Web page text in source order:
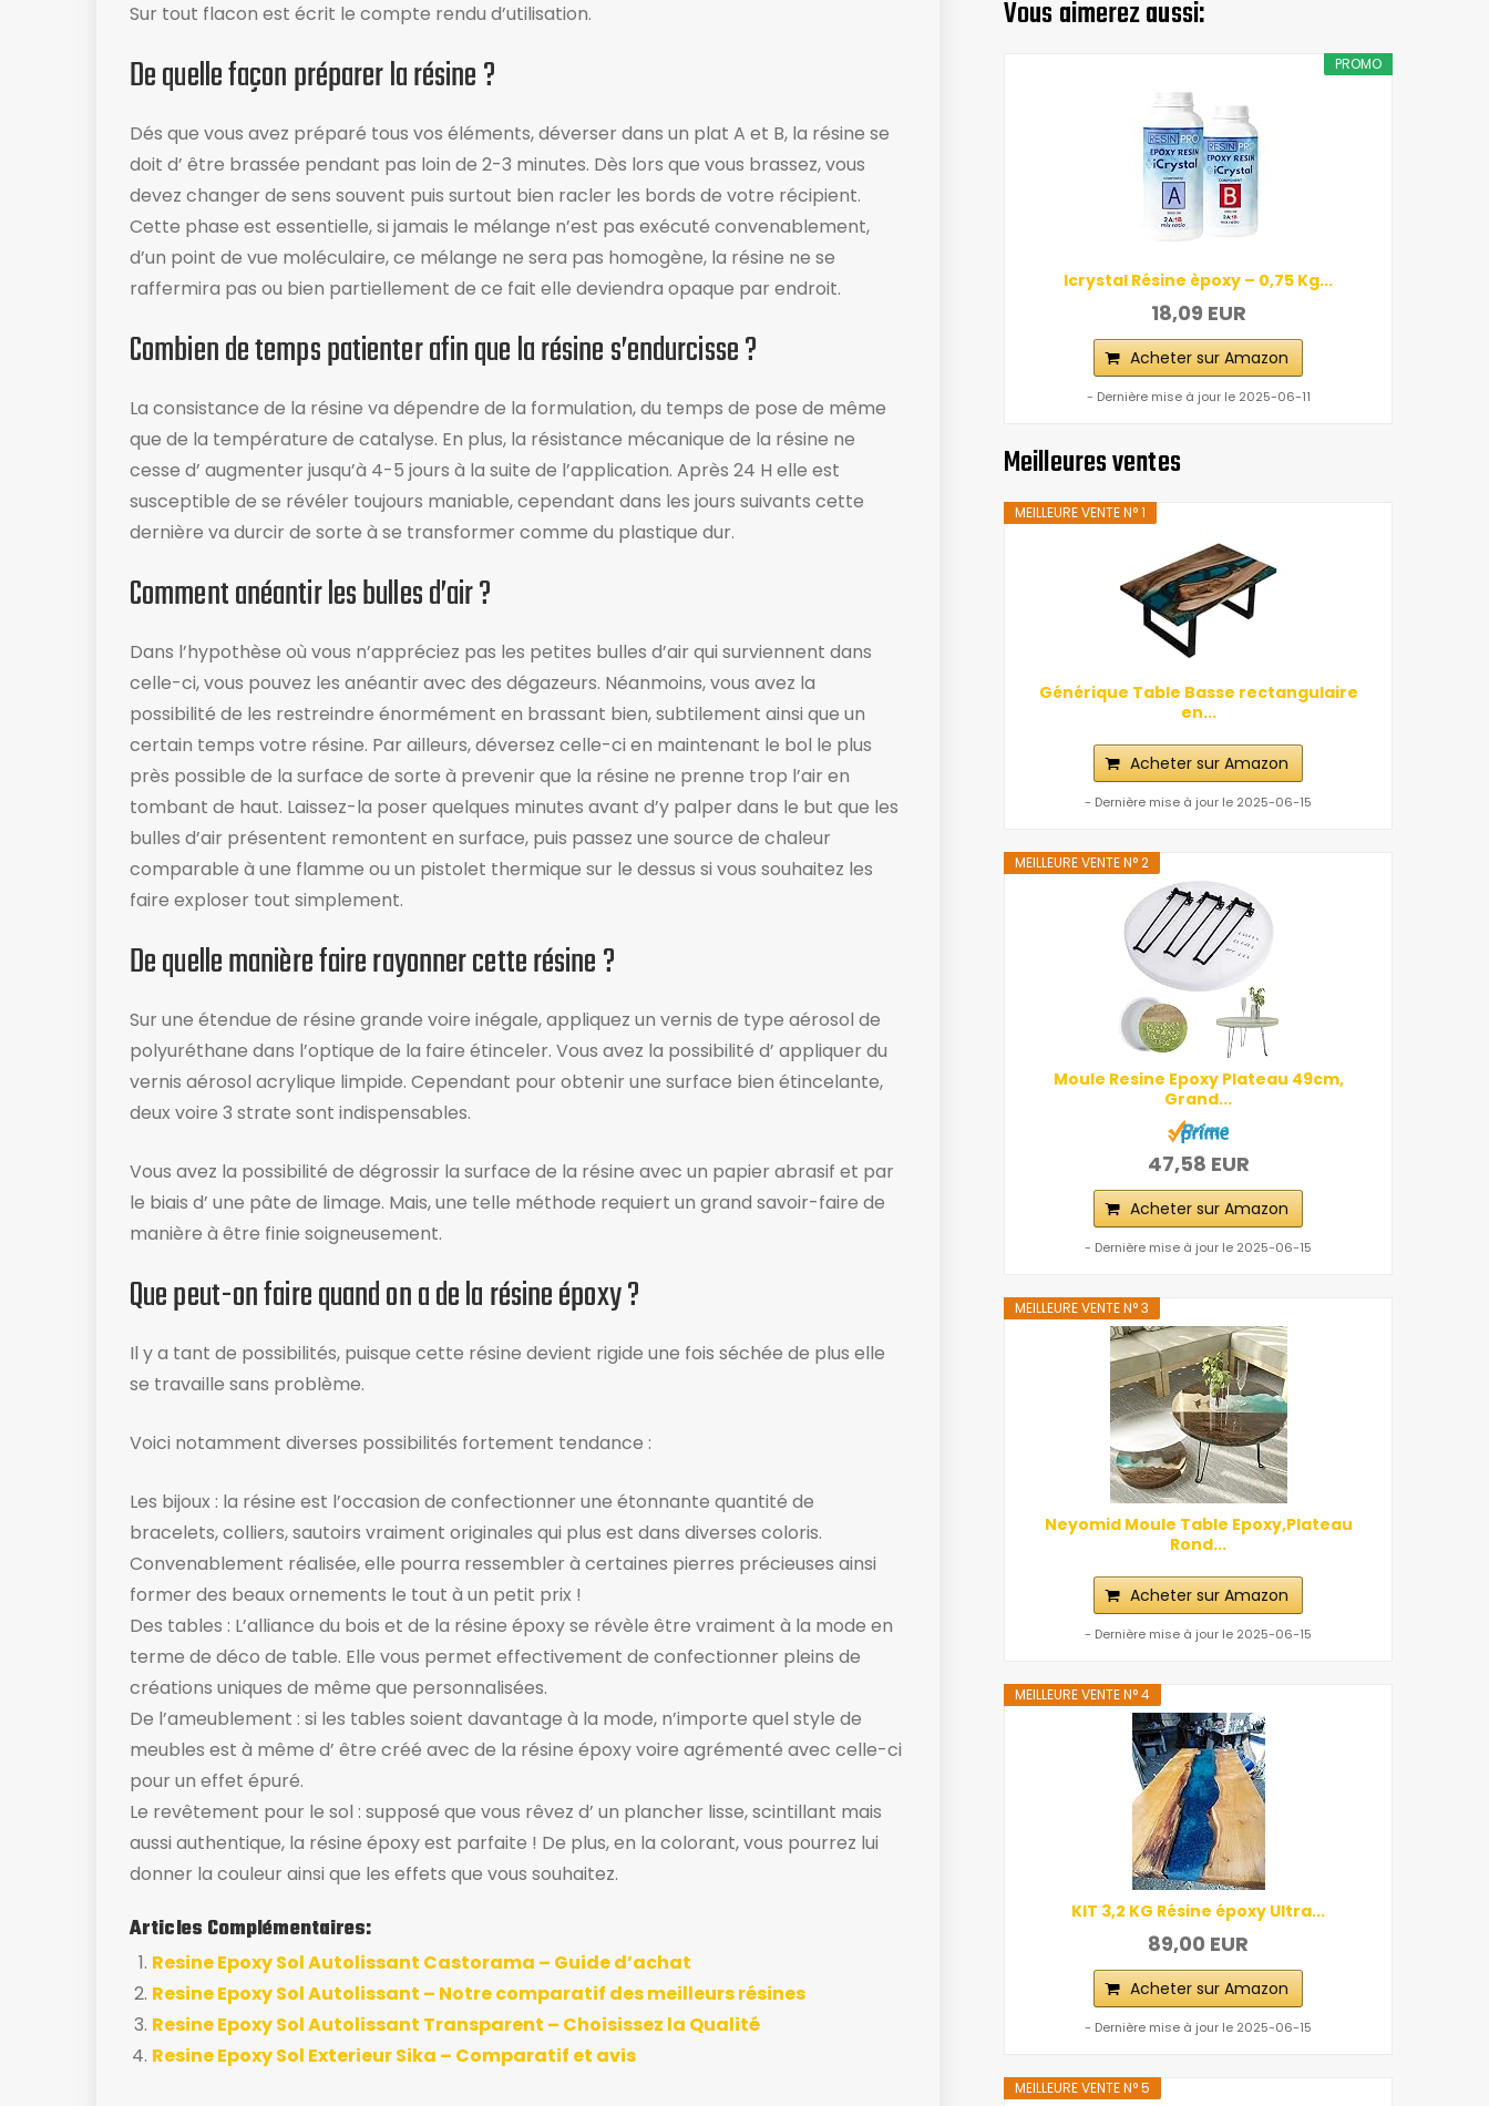
Sur tout flacon est écrit le compte rendu d’utilisation​.
De quelle façon préparer la résine ?
Dés que vous avez préparé tous vos éléments, déverser dans un plat A et B, la résine se
doit d’ être brassée pendant pas loin de 2-3 minutes. Dès lors que vous brassez, vous
devez changer de sens souvent puis surtout bien racler les bords de votre récipient​.
Cette phase est essentielle, si jamais le mélange n’est pas exécuté convenablement,
d’un point de vue moléculaire, ce mélange ne sera pas homogène, la résine ne se
raffermira pas ou bien partiellement de ce fait elle deviendra opaque par endroit.
Combien de temps patienter afin que la résine s’endurcisse ?
La consistance de la résine va dépendre de la formulation, du temps de pose de même
que de la température de catalyse. En plus, la résistance mécanique de la résine ne
cesse d’ augmenter jusqu’à 4-5 jours à la suite de l’application. Après 24 H elle est
susceptible de se révéler toujours maniable, cependant dans les jours suivants cette
dernière va durcir de sorte à se transformer comme du plastique dur.
Comment anéantir les bulles d’air ?
Dans l’hypothèse où vous n’appréciez pas les petites bulles d’air qui surviennent dans
celle-ci, vous pouvez les anéantir avec des dégazeurs. Néanmoins, vous avez la
possibilité de les restreindre énormément en brassant bien, subtilement ainsi que un
certain temps votre résine. Par ailleurs, déversez celle-ci en maintenant le bol le plus
près possible de la surface de sorte à prevenir que la résine ne prenne trop l’air en
tombant de haut. Laissez-la poser quelques minutes avant d’y palper dans le but que les
bulles d’air présentent remontent en surface, puis passez une source de chaleur
comparable à une flamme ou un pistolet thermique sur le dessus si vous souhaitez les
faire exploser tout simplement.
De quelle manière faire rayonner cette résine ?
Sur une étendue de résine grande voire inégale, appliquez un vernis de type aérosol de
polyuréthane dans l’optique de la faire étinceler. Vous avez la possibilité d’ appliquer du
vernis aérosol acrylique limpide. Cependant pour obtenir une surface bien étincelante,
deux voire 3 strate sont indispensables.
Vous avez la possibilité de dégrossir la surface de la résine avec un papier abrasif et par
le biais d’ une pâte de limage. Mais, une telle méthode requiert un grand savoir-faire de
manière à être finie soigneusement.
Que peut-on faire quand on a de la résine époxy ?
Il y a tant de possibilités, puisque cette résine devient rigide une fois séchée de plus elle
se travaille sans problème.
Voici notamment diverses possibilités fortement tendance :
Les bijoux : la résine est l’occasion de confectionner une étonnante quantité de
bracelets, colliers, sautoirs vraiment originales qui plus est dans diverses coloris.
Convenablement réalisée, elle pourra ressembler à certaines pierres précieuses ainsi
former des beaux ornements le tout à un petit prix !
Des tables : L’alliance du bois et de la résine époxy se révèle être vraiment à la mode en
terme de déco de table. Elle vous permet effectivement de confectionner pleins de
créations uniques de même que personnalisées.
De l’ameublement : si les tables soient davantage à la mode, n’importe quel style de
meubles est à même d’ être créé avec de la résine époxy voire agrémenté avec celle-ci
pour un effet épuré.
Le revêtement pour le sol : supposé que vous rêvez d’ un plancher lisse, scintillant mais
aussi authentique, la résine époxy est parfaite ! De plus, en la colorant, vous pourrez lui
donner la couleur ainsi que les effets que vous souhaitez.
Articles Complémentaires:
Resine Epoxy Sol Autolissant Castorama – Guide d’achat
Resine Epoxy Sol Autolissant – Notre comparatif des meilleurs résines
Resine Epoxy Sol Autolissant Transparent – Choisissez la Qualité
Resine Epoxy Sol Exterieur Sika – Comparatif et avis
Vous aimerez aussi:
PROMO
Icrystal Résine èpoxy – 0,75 Kg...
18,09 EUR
Acheter sur Amazon
- Dernière mise à jour le 2025-06-11
Meilleures ventes
MEILLEURE VENTE N° 1
Générique Table Basse rectangulaire
en...
Acheter sur Amazon
- Dernière mise à jour le 2025-06-15
MEILLEURE VENTE N° 2
Moule Resine Epoxy Plateau 49cm,
Grand...
47,58 EUR
Acheter sur Amazon
- Dernière mise à jour le 2025-06-15
MEILLEURE VENTE N° 3
Neyomid Moule Table Epoxy,Plateau
Rond...
Acheter sur Amazon
- Dernière mise à jour le 2025-06-15
MEILLEURE VENTE N° 4
KIT 3,2 KG Résine époxy Ultra...
89,00 EUR
Acheter sur Amazon
- Dernière mise à jour le 2025-06-15
MEILLEURE VENTE N° 5